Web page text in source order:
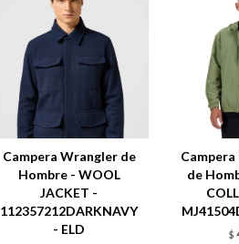
Campera Wrangler de
Hombre - WOOL
JACKET -
112357212DARKNAVY
- ELD
Campera
de
$